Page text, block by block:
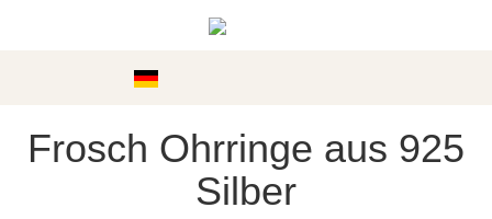
Frosch Ohrringe aus 925
Silber